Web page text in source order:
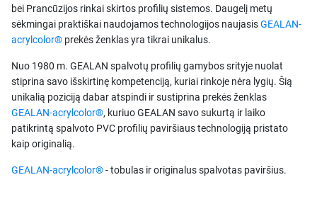
bei Prancūzijos rinkai skirtos profilių sistemos. Daugelį metų
sėkmingai praktiškai naudojamos technologijos naujasisGEALAN-
acrylcolor® prekės ženklas yra tikrai unikalus.
Nuo 1980 m. GEALAN spalvotų profilių gamybos srityje nuolat
stiprina savo išskirtinę kompetenciją, kuriai rinkoje nėra lygių. Šią
unikalią poziciją dabar atspindi ir sustiprina prekės ženklas
GEALAN-acrylcolor®, kuriuo GEALAN savo sukurtą ir laiko
patikrintą spalvoto PVC profilių paviršiaus technologiją pristato
kaip originalią.
GEALAN-acrylcolor®- tobulas ir originalus spalvotas paviršius.